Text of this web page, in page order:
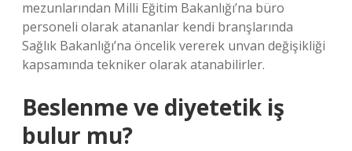
mezunlarından Milli Eğitim Bakanlığı’na büro
personeli olarak atananlar kendi branşlarında
Sağlık Bakanlığı’na öncelik vererek unvan değişikliği
kapsamında tekniker olarak atanabilirler.
Beslenme ve diyetetik iş
bulur mu?